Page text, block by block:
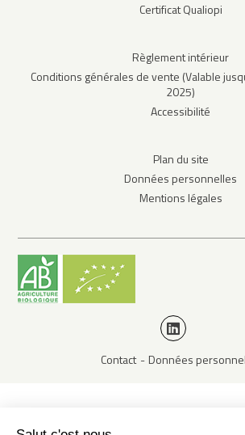
Certificat Qualiopi
Règlement intérieur
Conditions générales de vente (Valable
2025)
Accessibilité
Plan du site
Données personnelles
Mentions légales
Contact Données